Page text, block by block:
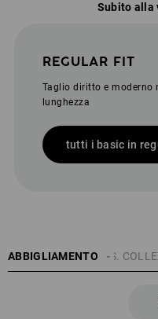
Subito
REGULAR FIT
Taglio diritto e moderno
lunghezza
tutti i basic in
ABBIGLIAMENTO E.S.
TEMI
UOMO